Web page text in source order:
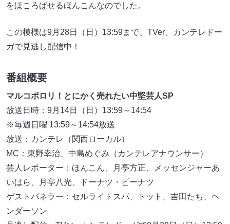
をほころばせるほんこんなのでした。
この模様は9月28日（日）13:59まで、TVer、カンテレドー
ガで見逃し配信中！
番組概要
マルコポロリ！とにかく売れたい中堅芸人SP
放送日時：9月14日（日）13:59～14:54
※毎週日曜 13:59～14:54放送
放送：カンテレ（関西ローカル）
MC：東野幸治、中島めぐみ（カンテレアナウンサー）
芸人レポーター：ほんこん、月亭方正、メッセンジャーあ
いはら、月亭八光、ドーナツ・ピーナツ
ゲストパネラー：セルライトスパ、トット、吉田たち、ヘ
ンダーソン